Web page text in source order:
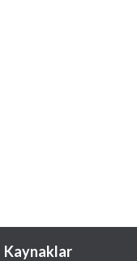
Kaynaklar